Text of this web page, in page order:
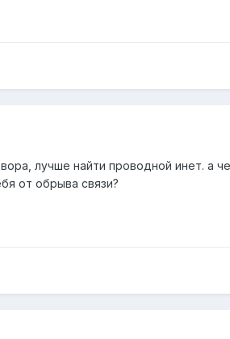
лучше найти проводной инет. а
от обрыва связи?